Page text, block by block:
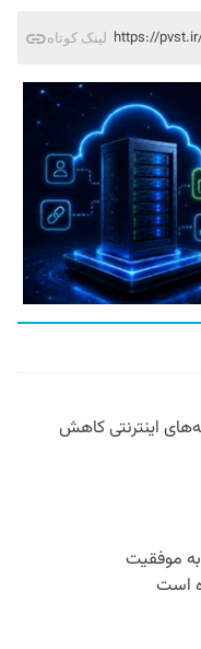
لینک کوتاه https://
اینترنتی کاهش
موفقیت
است